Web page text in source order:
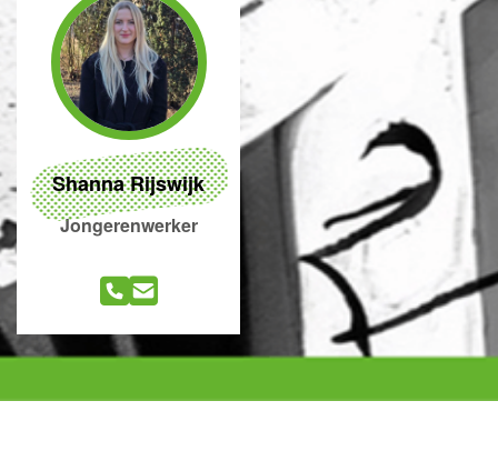
Shanna Rijswijk
Jongerenwerker